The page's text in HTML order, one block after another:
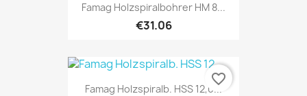
Famag Holzspiralbohrer HM 8...
€31.06
Famag Holzspiralb. HSS 12,0...
favorite_border